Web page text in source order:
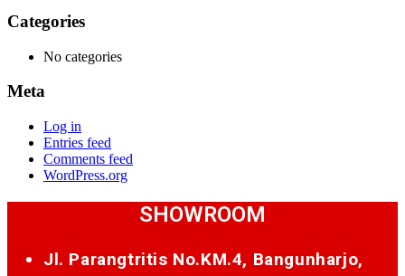
Categories
No categories
Meta
Log in
Entries feed
Comments feed
WordPress.org
SHOWROOM
Jl. Parangtritis No.KM.4, Bangunharjo,